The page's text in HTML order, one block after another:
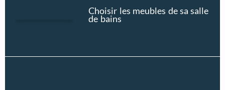
Choisir les meubles de sa salle
de bains